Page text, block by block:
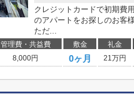
クレジットカードで初期費
のアパートをお探しのお客
ただ...
管理費・共益費 敷金 礼金
8,000円 0ヶ月 21万円